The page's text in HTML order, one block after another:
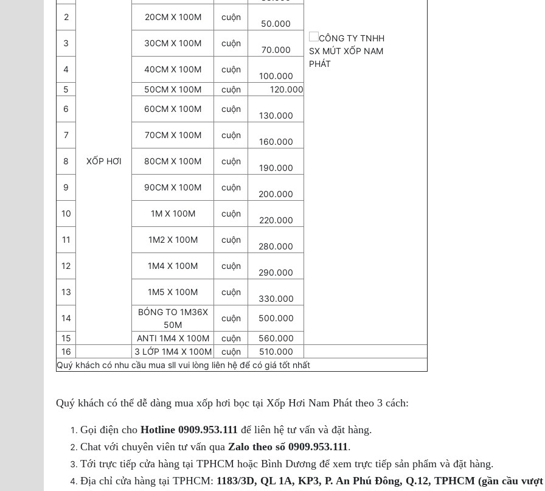
XỐP HƠI
2
20CM X 100M cuộn
50.000
3
30CM X 100M cuộn
70.000
4
40CM X 100M cuộn
100.000
5
50CM X 100M cuộn
120.000
6
60CM X 100M cuộn
130.000
7
70CM X 100M cuộn
160.000
8
80CM X 100M cuộn
190.000
9
90CM X 100M cuộn
200.000
10
1M X 100M cuộn
220.000
11
1M2 X 100M cuộn
280.000
12
1M4 X 100M cuộn
290.000
13
1M5 X 100M cuộn
330.000
14
BÓNG TO 1M36X
50M
cuộn
500.000
15
ANTI 1M4 X 100M cuộn
560.000
16
3 LỚP 1M4 X 100M cuộn
510.000
Quý khách có nhu cầu mua sll vui lòng liên hệ để có giá tốt nhất
Quý khách có thể dễ dàng mua xốp hơi bọc tại Xốp Hơi Nam Phát theo 3 cách:
Gọi điện cho Hotline 0909.953.111 để liên hệ tư vấn và đặt hàng.
Chat với chuyên viên tư vấn qua Zalo theo số 0909.953.111.
Tới trực tiếp cửa hàng tại TPHCM hoặc Bình Dương để xem trực tiếp sản phẩm và đặt hàng.
Địa chỉ cửa hàng tại TPHCM: 1183/3D, QL 1A, KP3, P. An Phú Đông, Q.12, TPHCM (gần cầu